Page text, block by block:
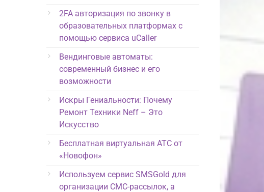
2FA авторизация по звонку в
образовательных платформах с
помощью сервиса uCaller
Вендинговые автоматы:
современный бизнес и его
возможности
Искры Гениальности: Почему
Ремонт Техники Neff – Это
Искусство
Бесплатная виртуальная АТС от
«Новофон»
Используем сервис SMSGold для
организации СМС-рассылок, а